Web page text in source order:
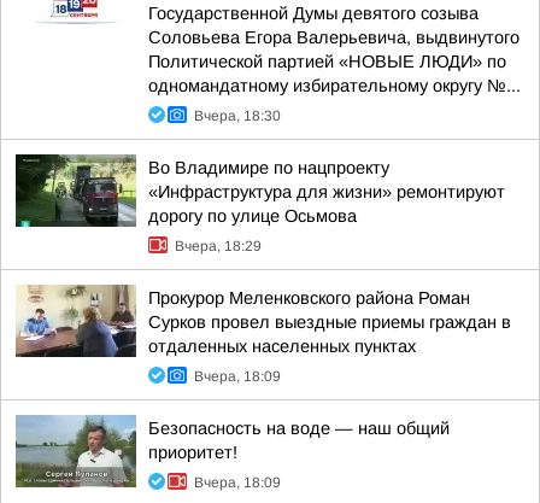
Государственной Думы девятого созыва
Соловьева Егора Валерьевича, выдвинутого
Политической партией «НОВЫЕ ЛЮДИ» по
одномандатному избирательному округу №...
Вчера, 18:30
Во Владимире по нацпроекту
«Инфраструктура для жизни» ремонтируют
дорогу по улице Осьмова
Вчера, 18:29
Прокурор Меленковского района Роман
Сурков провел выездные приемы граждан в
отдаленных населенных пунктах
Вчера, 18:09
Безопасность на воде — наш общий
приоритет!
Вчера, 18:09